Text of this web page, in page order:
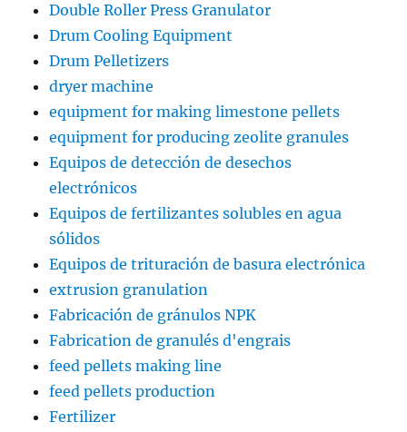
Double Roller Press Granulator
Drum Cooling Equipment
Drum Pelletizers
dryer machine
equipment for making limestone pellets
equipment for producing zeolite granules
Equipos de detección de desechos
electrónicos
Equipos de fertilizantes solubles en agua
sólidos
Equipos de trituración de basura electrónica
extrusion granulation
Fabricación de gránulos NPK
Fabrication de granulés d'engrais
feed pellets making line
feed pellets production
Fertilizer